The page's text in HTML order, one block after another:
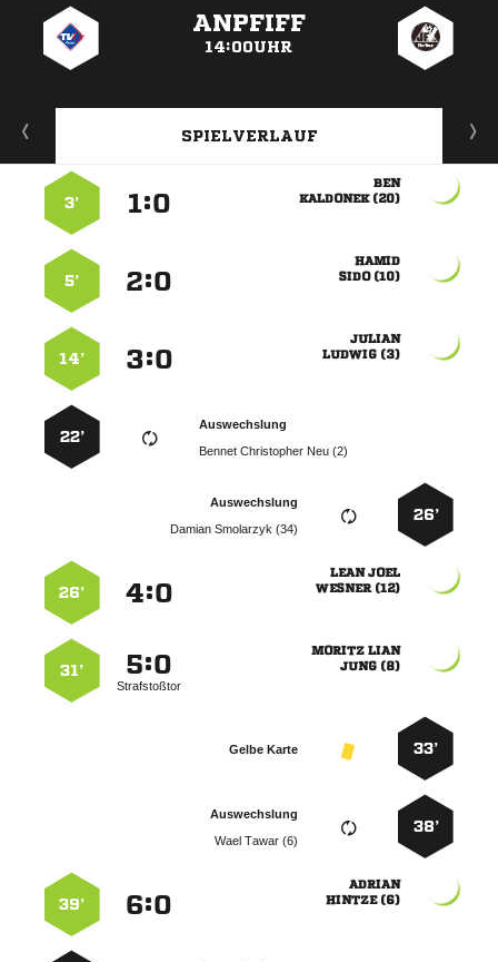
ANPFIFF
14:00UHR
SPIELVERLAUF

 
:
3’

 
:
5’

 
:
14’
Auswechslung
   
22’
26’
Auswechslung
  
 
 
:
26’
 
 
:
Strafstoßtor
31’
33’
Gelbe Karte
38’
Auswechslung
  

 
:
39’